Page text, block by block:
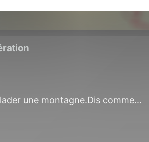
une montagne.Dis comme...